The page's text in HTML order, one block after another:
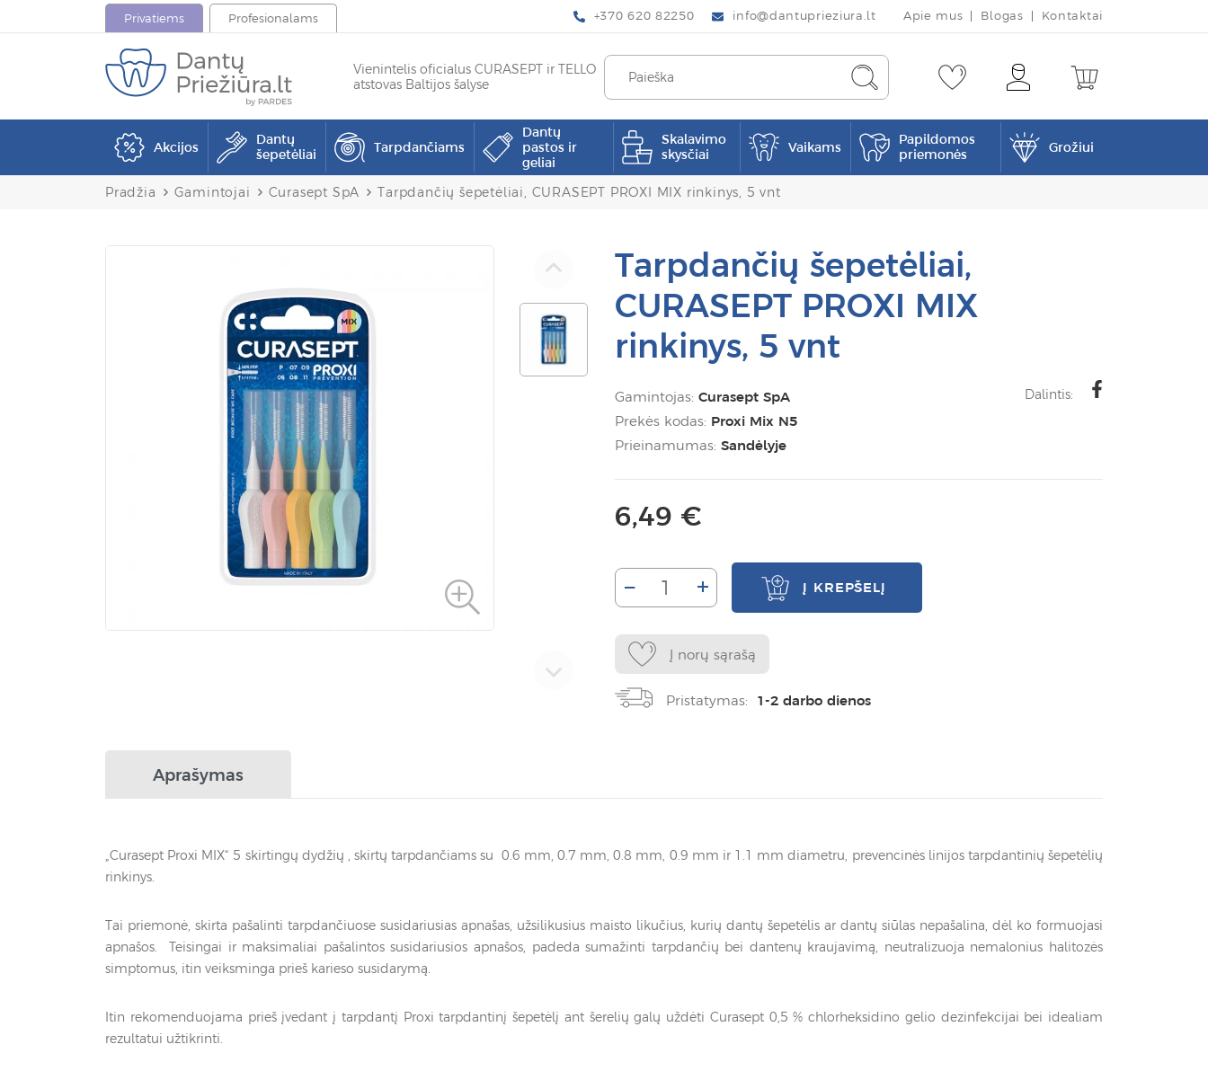
Privatiems Profesionalams +370 620 82250 info@dantuprieziura.lt Apie mus Blogas Kontaktai
Vienintelis oficialus CURASEPT ir TELLO
atstovas Baltijos šalyse
Akcijos
Dantų
šepetėliai
Tarpdančiams
Dantų
pastos ir
geliai
Skalavimo
skysčiai
Vaikams
Papildomos
priemonės
Grožiui
Pradžia Gamintojai Curasept SpA Tarpdančių šepetėliai, CURASEPT PROXI MIX rinkinys, 5 vnt
Tarpdančių šepetėliai,
CURASEPT PROXI MIX
rinkinys, 5 vnt
Gamintojas: Curasept SpA
Prekės kodas: Proxi Mix N5
Prieinamumas: Sandėlyje
Dalintis:
6,49 €
– + Į KREPŠELĮ
Į norų sąrašą
Pristatymas: 1-2 darbo dienos
Aprašymas
„Curasept Proxi MIX“ 5 skirtingų dydžių , skirtų tarpdančiams su 0.6 mm, 0.7 mm, 0.8 mm, 0.9 mm ir 1.1 mm diametru, prevencinės linijos tarpdantinių šepetėlių
rinkinys.
Tai priemonė, skirta pašalinti tarpdančiuose susidariusias apnašas, užsilikusius maisto likučius, kurių dantų šepetėlis ar dantų siūlas nepašalina, dėl ko formuojasi
apnašos. Teisingai ir maksimaliai pašalintos susidariusios apnašos, padeda sumažinti tarpdančių bei dantenų kraujavimą, neutralizuoja nemalonius halitozės
simptomus, itin veiksminga prieš karieso susidarymą.
Itin rekomenduojama prieš įvedant į tarpdantį Proxi tarpdantinį šepetėlį ant šerelių galų uždėti Curasept 0,5 % chlorheksidino gelio dezinfekcijai bei idealiam
rezultatui užtikrinti.